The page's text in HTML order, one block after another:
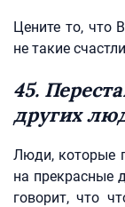
Цените то, что
не такие
45.
других
Люди, которые
на прекрасные
говорит, что